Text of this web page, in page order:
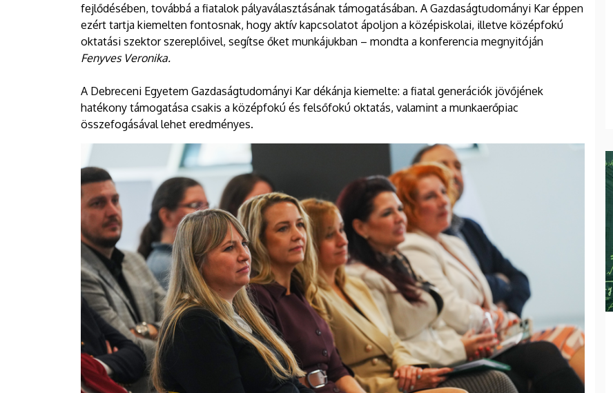
fejlődésében, továbbá a fiatalok pályaválasztásának támogatásában. A Gazdaságtudományi Kar éppen
ezért tartja kiemelten fontosnak, hogy aktív kapcsolatot ápoljon a középiskolai, illetve középfokú
oktatási szektor szereplőivel, segítse őket munkájukban – mondta a konferencia megnyitóján
Fenyves Veronika.
A Debreceni Egyetem Gazdaságtudományi Kar dékánja kiemelte: a fiatal generációk jövőjének
hatékony támogatása csakis a középfokú és felsőfokú oktatás, valamint a munkaerőpiac
összefogásával lehet eredményes.